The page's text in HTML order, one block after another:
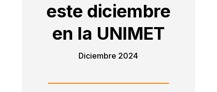
este diciembre
en la UNIMET
Diciembre 2024